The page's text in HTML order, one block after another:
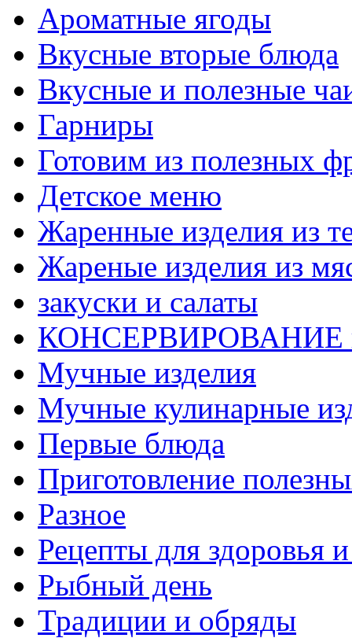
Ароматные ягоды
Вкусные вторые блюда
Вкусные и полезные
Гарниры
Готовим из полезных
Детское меню
Жаренные изделия из
Жареные изделия из
закуски и салаты
КОНСЕРВИРОВАНИЕ
Мучные изделия
Мучные кулинарные
Первые блюда
Приготовление
Разное
Рецепты для здоровья
Рыбный день
Традиции и обряды